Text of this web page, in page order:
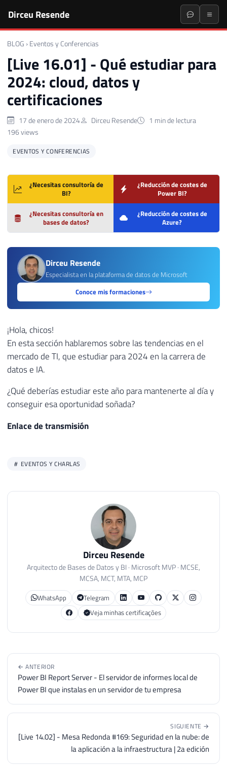
Dirceu Resende
BLOG › Eventos y Conferencias
[Live 16.01] - Qué estudiar para
2024: cloud, datos y
certificaciones
17 de enero de 2024 Dirceu Resende
1 min de lectura
196 views
EVENTOS Y CONFERENCIAS
¿Necesitas consultoría de
BI?
¿Reducción de costes de
Power BI?
¿Necesitas consultoría en
bases de datos?
¿Reducción de costes de
Azure?
Dirceu Resende
Especialista en la plataforma de datos de Microsoft
Conoce mis formaciones
¡Hola, chicos!
En esta sección hablaremos sobre las tendencias en el
mercado de TI, que estudiar para 2024 en la carrera de
datos e IA.
¿Qué deberías estudiar este año para mantenerte al día y
conseguir esa oportunidad soñada?
Enlace de transmisión
EVENTOS Y CHARLAS
Dirceu Resende
Arquitecto de Bases de Datos y BI · Microsoft MVP · MCSE,
MCSA, MCT, MTA, MCP
WhatsApp
Telegram
Veja minhas certificações
← ANTERIOR
Power BI Report Server - El servidor de informes local de
Power BI que instalas en un servidor de tu empresa
SIGUIENTE →
[Live 14.02] - Mesa Redonda #169: Seguridad en la nube: de
la aplicación a la infraestructura | 2a edición